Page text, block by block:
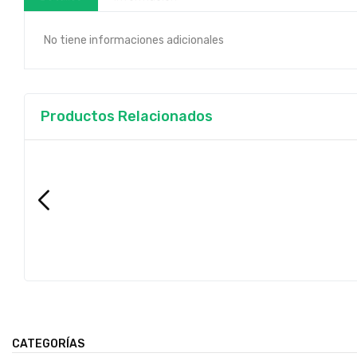
No tiene informaciones adicionales
Productos Relacionados
CATEGORÍAS